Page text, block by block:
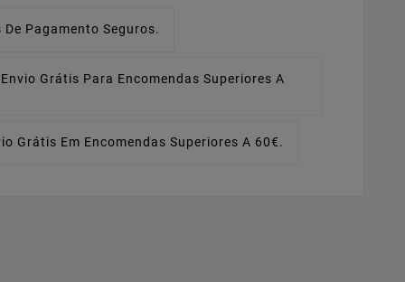
De Pagamento Seguros.
Envio Grátis Para Encomendas Superiores A
Grátis Em Encomendas Superiores A 60€.